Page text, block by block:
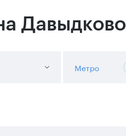
Давыдково
Метро